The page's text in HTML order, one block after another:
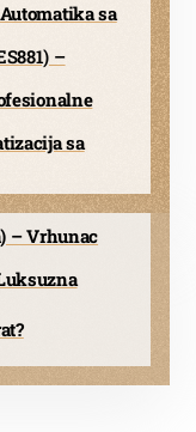
sa
–
sa
– Vrhunac